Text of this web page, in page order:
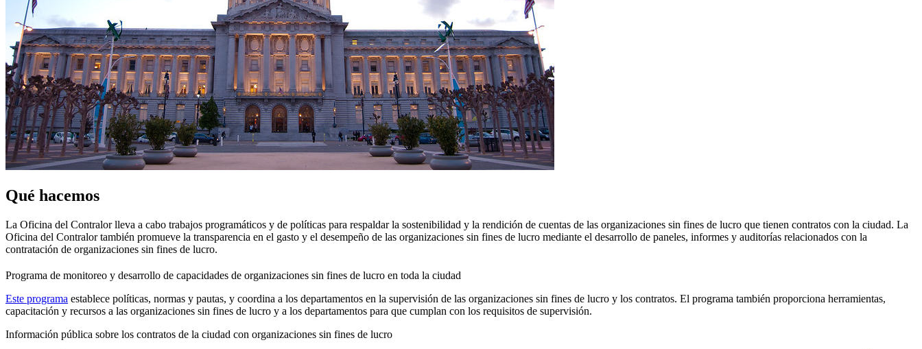
Qué hacemos
La Oficina del Contralor lleva a cabo trabajos programáticos y de políticas para respaldar la sostenibilidad y la rendición de cuentas de las organizaciones sin fines de lucro que tienen contratos con la ciudad. La
Oficina del Contralor también promueve la transparencia en el gasto y el desempeño de las organizaciones sin fines de lucro mediante el desarrollo de paneles, informes y auditorías relacionados con la
contratación de organizaciones sin fines de lucro.
Programa de monitoreo y desarrollo de capacidades de organizaciones sin fines de lucro en toda la ciudad
Este programa establece políticas, normas y pautas, y coordina a los departamentos en la supervisión de las organizaciones sin fines de lucro y los contratos. El programa también proporciona herramientas,
capacitación y recursos a las organizaciones sin fines de lucro y a los departamentos para que cumplan con los requisitos de supervisión.
Información pública sobre los contratos de la ciudad con organizaciones sin fines de lucro